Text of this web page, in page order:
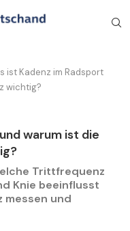
ist Kadenz im Radsport
wichtig?
warum ist die
Trittfrequenz
Knie beeinflusst
messen und